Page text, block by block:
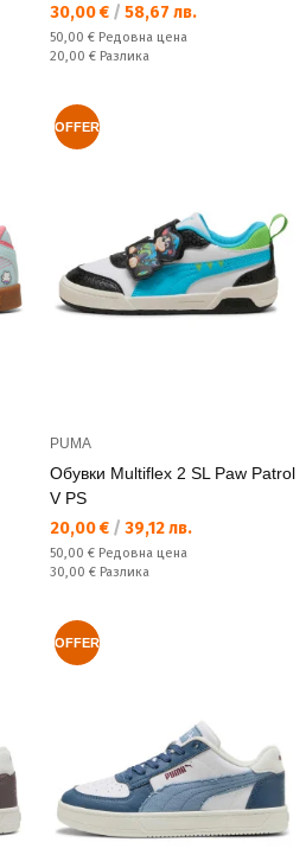
Текуща цена:
30,00 € / 58,67 лв.
Редовна цена:
50,00 € Редовна цена
Спестявате:
20,00 € Разлика
OFFER
PUMA
Обувки Multiflex 2 SL Paw Patrol
V PS
Текуща цена:
20,00 € / 39,12 лв.
Редовна цена:
50,00 € Редовна цена
Спестявате:
30,00 € Разлика
OFFER